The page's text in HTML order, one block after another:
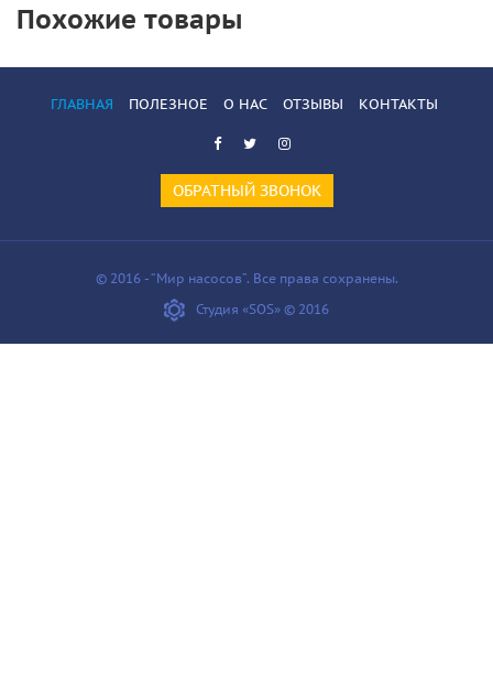
Похожие товары
ГЛАВНАЯ ПОЛЕЗНОЕ О НАС ОТЗЫВЫ КОНТАКТЫ
ОБРАТНЫЙ ЗВОНОК
© 2016 - “Мир насосов”. Все права сохранены.
Студия «SOS» © 2016